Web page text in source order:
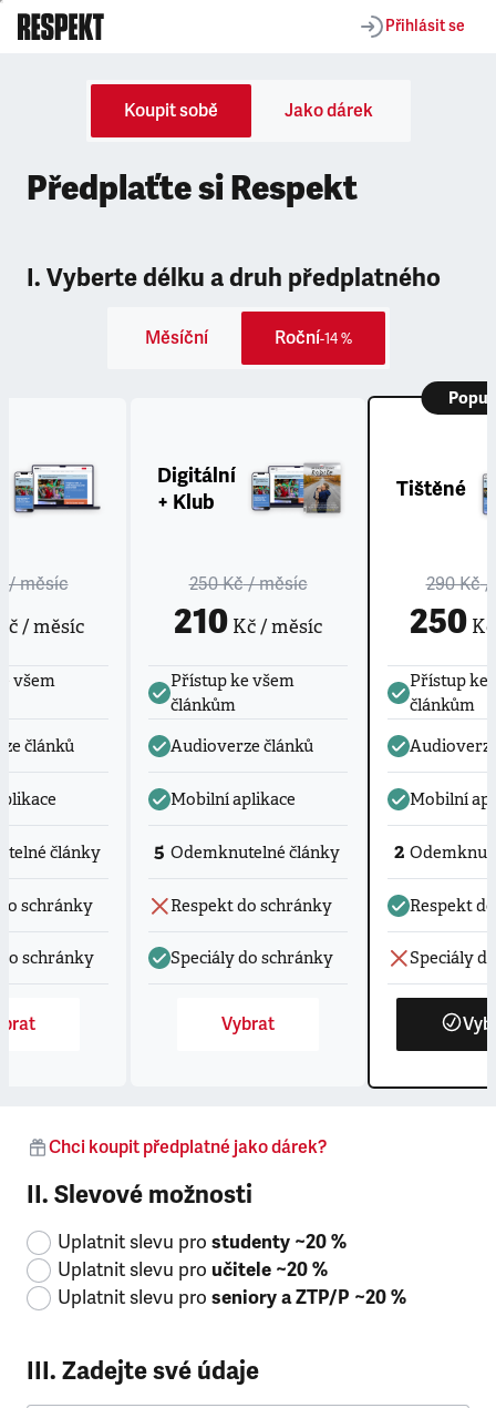
Přihlásit se
Koupit sobě Jako dárek
Předplaťte si Respekt
I. Vyberte délku a druh předplatného
Měsíční Roční-14 %
/ měsíc
/ měsíc
všem
článků
články
schránky
schránky
Digitální
+ Klub
250 Kč/ měsíc
210 Kč / měsíc
Přístup ke všem
článkům
Audioverze článků
Mobilní aplikace
5 Odemknutelné články
Respekt do schránky
Speciály do schránky
Vybrat
Tištěné
290 Kč/
250Kč
Přístup ke
článkům
Mobilní
2
Respekt
Speciály
Chci koupit předplatné jako dárek?
II. Slevové možnosti
Uplatnit slevu pro studenty ~20 %
Uplatnit slevu pro učitele ~20 %
Uplatnit slevu pro seniory a ZTP/P ~20 %
III. Zadejte své údaje